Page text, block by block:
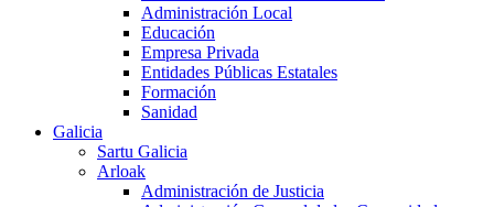
Administración Local
Educación
Empresa Privada
Entidades Públicas Estatales
Formación
Sanidad
Galicia
Sartu Galicia
Arloak
Administración de Justicia